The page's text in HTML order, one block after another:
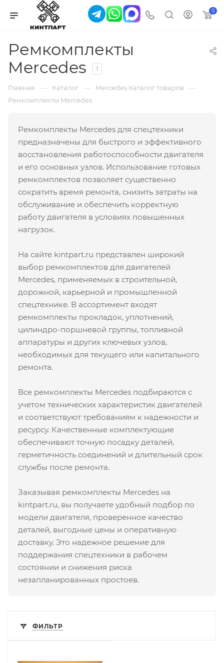
0
Ремкомплекты
Mercedes
1
Главная — Каталог — Mercedes Каталог товаров —
Ремкомплекты Mercedes
Ремкомплекты Mercedes для спецтехники
предназначены для быстрого и эффективного
восстановления работоспособности двигателя
и его основных узлов. Использование готовых
ремкомплектов позволяет существенно
сократить время ремонта, снизить затраты на
обслуживание и обеспечить корректную
работу двигателя в условиях повышенных
нагрузок.
На сайте kintpart.ru представлен широкий
выбор ремкомплектов для двигателей
Mercedes, применяемых в строительной,
дорожной, карьерной и промышленной
спецтехнике. В ассортимент входят
ремкомплекты прокладок, уплотнений,
цилиндро-поршневой группы, топливной
аппаратуры и других ключевых узлов,
необходимых для текущего или капитального
ремонта.
Все ремкомплекты Mercedes подбираются с
учетом технических характеристик двигателей
и соответствуют требованиям к надежности и
ресурсу. Качественные комплектующие
обеспечивают точную посадку деталей,
герметичность соединений и длительный срок
службы после ремонта.
Заказывая ремкомплекты Mercedes на
kintpart.ru, вы получаете удобный подбор по
модели двигателя, проверенное качество
деталей, выгодные цены и оперативную
доставку. Это надежное решение для
поддержания спецтехники в рабочем
состоянии и снижения риска
незапланированных простоев.
ФИЛЬТР